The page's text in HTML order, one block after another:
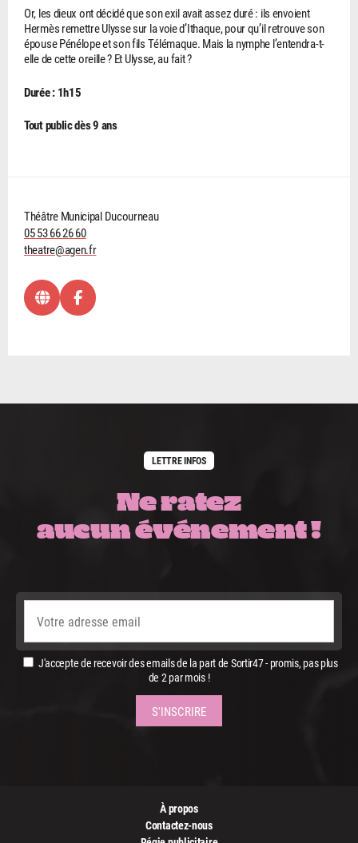
Or, les dieux ont décidé que son exil avait assez duré : ils envoient
Hermès remettre Ulysse sur la voie d’Ithaque, pour qu’il retrouve son
épouse Pénélope et son fils Télémaque. Mais la nymphe l’entendra-t-
elle de cette oreille ? Et Ulysse, au fait ?
Durée : 1h15
Tout public dès 9 ans
Théâtre Municipal Ducourneau
05 53 66 26 60
theatre@agen.fr
LETTRE INFOS
Ne ratez
aucun événement !
J'accepte de recevoir des emails de la part de Sortir47 - promis, pas plus
de 2 par mois !
À propos
Contactez-nous